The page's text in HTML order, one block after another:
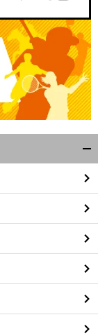
閉
る